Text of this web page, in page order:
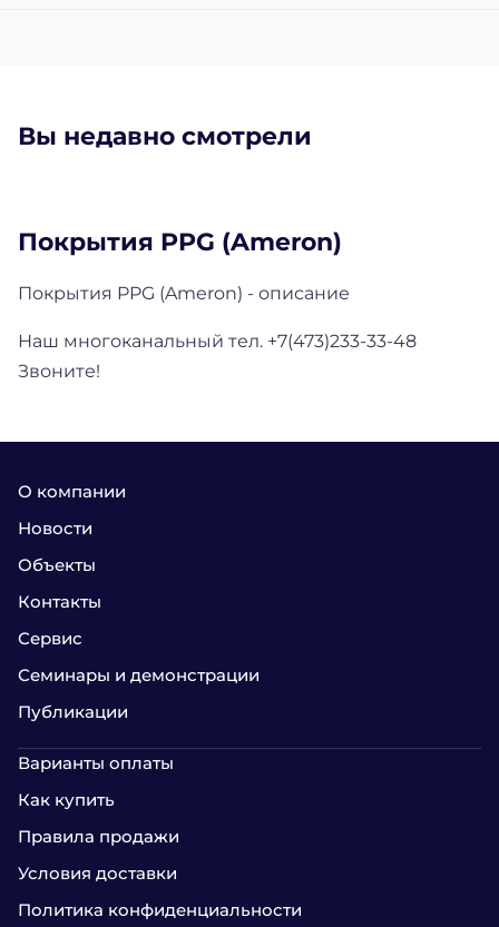
Вы недавно смотрели
Покрытия PPG (Ameron)
Покрытия PPG (Ameron) - описание
Наш многоканальный тел. +7(473)233-33-48
Звоните!
О компании
Новости
Объекты
Контакты
Сервис
Семинары и демонстрации
Публикации
Варианты оплаты
Как купить
Правила продажи
Условия доставки
Политика конфиденциальности